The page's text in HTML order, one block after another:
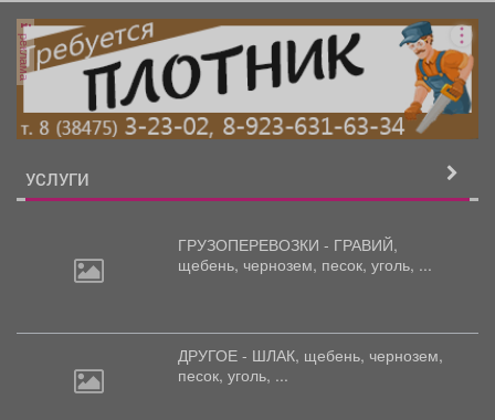
реклама
УСЛУГИ
ГРУЗОПЕРЕВОЗКИ - ГРАВИЙ,
щебень, чернозем, песок, уголь, ...
ДРУГОЕ - ШЛАК, щебень, чернозем,
песок, уголь, ...